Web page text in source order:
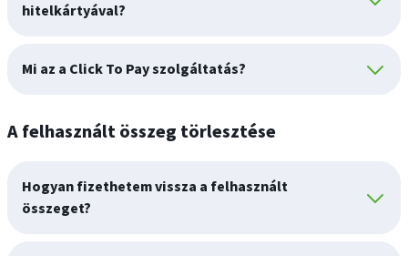
hitelkártyával?
Mi az a Click To Pay szolgáltatás?
A felhasznált összeg törlesztése
Hogyan fizethetem vissza a felhasznált
összeget?